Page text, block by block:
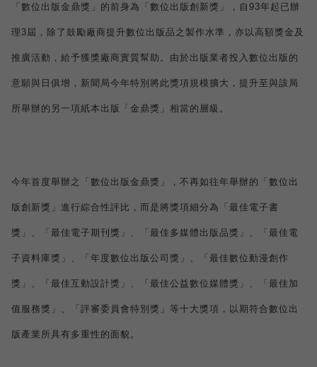
「數位出版金鼎獎」的前身為「數位出版創新獎」，自 93年起已辦
理 3 屆，除了鼓勵廠商提升數位出版品之製作水準，亦以高額獎金及
推廣活動，給予獲獎廠商實質幫助。由於出版業者投入數位出版的
意願與日俱增，新聞局今年特別將此獎項規模擴大，提升至與該局
所舉辦的另一項紙本出版「金鼎獎」相當的層級。
今年首度舉辦之「數位出版金鼎獎」，不再如往年舉辦的「數位出
版創新獎」進行綜合性評比，而是將獎項細分為「最佳電子書
獎」、「最佳電子期刊獎」、「最佳多媒體出版品獎」、「最佳電
子資料庫獎」、「年度數位出版公司獎」、「最佳數位動漫創作
獎」、「最佳互動設計獎」、「最佳公益數位媒體獎」、「最佳加
值服務獎」、「評審委員會特別獎」等十大獎項，以期符合數位出
版產業所具有多重性的面貌。